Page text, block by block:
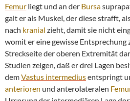
Femur liegt und an der Bursa
galt er als Muskel, der diese strafft,
nach kranial zieht, damit sie nicht
womit er eine gewisse Entsprechung
Streckseite der oberen Extremität
Studien zeigen, daß er drei Lagen
demVastus intermediusentspringt
anterioren und anterolateralen